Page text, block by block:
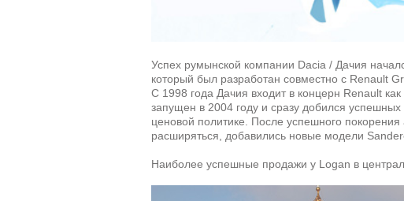
Успех румынской компании Dacia / Дачия
который был разработан совместно с Renault
С 1998 года Дачия входит в концерн Renault
запущен в 2004 году и сразу добился
ценовой политике. После успешного
расширяться, добавились новые модели
Наиболее успешные продажи у Logan в